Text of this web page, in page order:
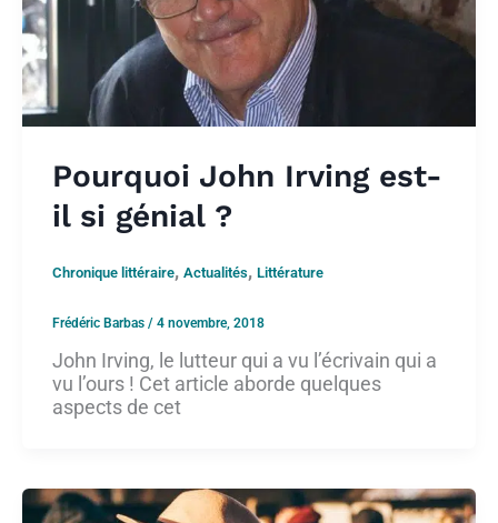
Pourquoi John Irving est-
il si génial ?
Chronique littéraire, Actualités, Littérature
Frédéric Barbas / 4 novembre, 2018
John Irving, le lutteur qui a vu l’écrivain qui a
vu l’ours ! Cet article aborde quelques
aspects de cet